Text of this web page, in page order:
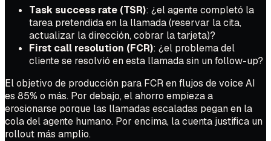
Task success rate (TSR): ¿el agente completó la
tarea pretendida en la llamada (reservar la cita,
actualizar la dirección, cobrar la tarjeta)?
First call resolution (FCR): ¿el problema del
cliente se resolvió en esta llamada sin un follow-up?
El objetivo de producción para FCR en flujos de voice AI
es 85% o más. Por debajo, el ahorro empieza a
erosionarse porque las llamadas escaladas pegan en la
cola del agente humano. Por encima, la cuenta justifica un
rollout más amplio.